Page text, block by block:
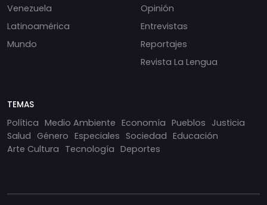
Venezuela
Latinoamérica
Mundo
Opinión
Entrevistas
Reportajes
Revista La Lengua
TEMAS
Política Medio Ambiente Economía Pueblos Justicia
Salud Género Especiales Sociedad Educación
Arte Cultura Tecnología Deportes